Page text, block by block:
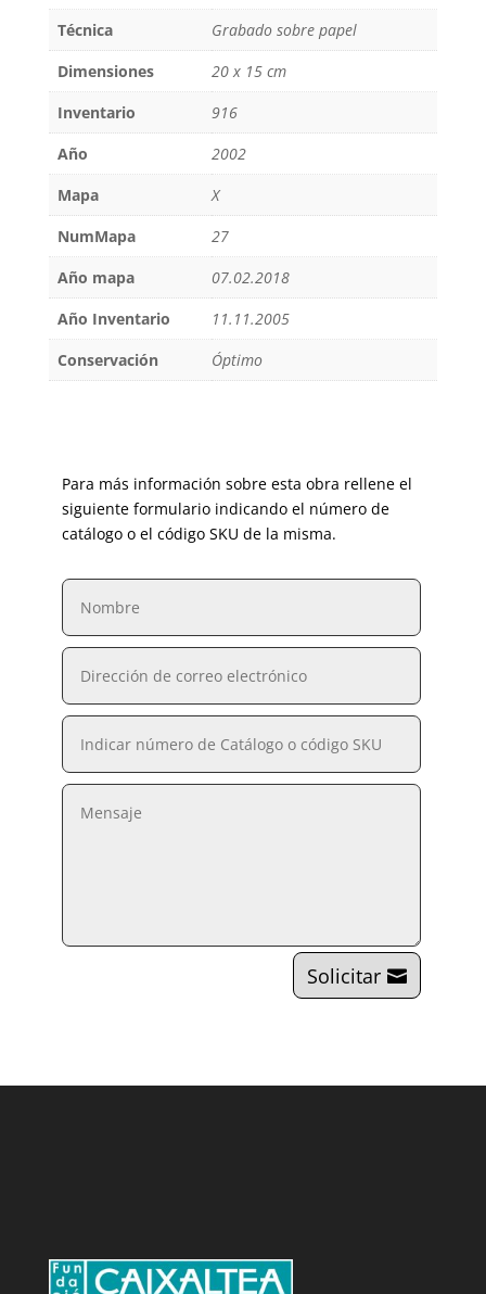
Técnica
Grabado sobre papel
Dimensiones
20 x 15 cm
Inventario
916
Año
2002
Mapa
X
NumMapa
27
Año mapa
07.02.2018
Año Inventario
11.11.2005
Conservación
Óptimo
Para más información sobre esta obra rellene el
siguiente formulario indicando el número de
catálogo o el código SKU de la misma.
Solicitar